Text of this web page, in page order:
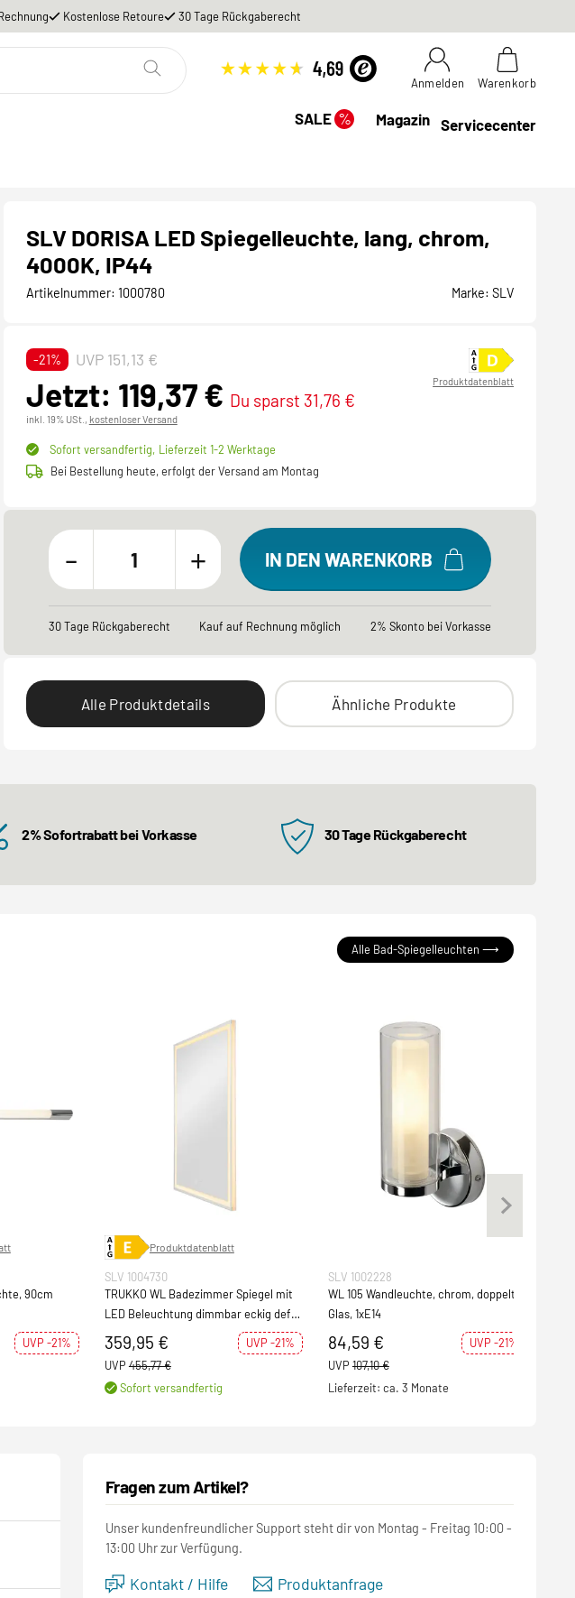
Kostenlose Retoure 30 Tage Rückgaberecht
Anmelden Warenkorb
SALE% Magazin Servicecenter
SLV DORISA LED Spiegelleuchte, lang, chrom,
4000K, IP44
Artikelnummer: 1000780 Marke: SLV
-21% UVP 151,13 €
Jetzt: 119,37 € Du sparst 31,76 €
inkl. 19% USt., kostenloser Versand
Produktdatenblatt
Sofort versandfertig, Lieferzeit 1-2 Werktage
Bei Bestellung heute, erfolgt der Versand am Montag
- + IN DEN WARENKORB
30 Tage Rückgaberecht Kauf auf Rechnung möglich 2% Skonto bei Vorkasse
Alle Produktdetails Ähnliche Produkte
2% Sofortrabatt bei Vorkasse 30 Tage Rückgaberecht
Alle Bad-Spiegelleuchten ⟶
90cm
UVP -21%
Produktdatenblatt
SLV 1004730
TRUKKO WL Badezimmer Spiegel mit
LED Beleuchtung dimmbar eckig defog
alu
359,95 €
UVP -21%
UVP 455,77 €
Sofort versandfertig
SLV 1002228
WL 105 Wandleuchte, chrom, doppelt
Glas, 1xE14
84,59 €
UVP -21%
UVP 107,10 €
Lieferzeit: ca. 3 Monate
Fragen zum Artikel?
Unser kundenfreundlicher Support steht dir von Montag - Freitag 10:00 -
13:00 Uhr zur Verfügung.
Kontakt / Hilfe Produktanfrage